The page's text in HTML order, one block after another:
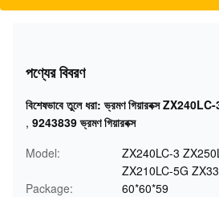
পণ্যের বিবরণ
বিশেষভাবে তুলে ধরা: ভ্রমণ গিয়ারবক্স
, 9243839 ভ্রমণ গিয়ারবক্স
Model:
ZX240LC-3
ZX210LC-5G
Package:
60*60*59